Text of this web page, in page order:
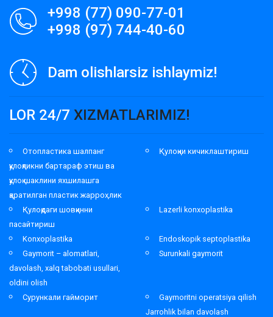
+998 (77) 090-77-01
+998 (97) 744-40-60
Dam olishlarsiz ishlaymiz!
LOR 24/7 XIZMATLARIMIZ!
Отопластика шалпанг
қулоқликни бартараф этиш ва
қулоқ шаклини яхшилашга
қаратилган пластик жарроҳлик
Қулоқни кичиклаштириш
Қулоқдаги шовқинни
пасайтириш
Lazerli konxoplastika
Konxoplastika
Endoskopik septoplastika
Gaymorit – alomatlari,
davolash, xalq tabobati usullari,
oldini olish
Surunkali gaymorit
Сурункали гайморит
Gaymoritni operatsiya qilish
Jarrohlik bilan davolash